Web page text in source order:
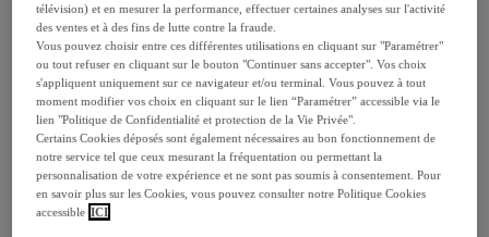
Comment ça marche ?
Détails sur votre produit
télévision) et en mesurer la performance, effectuer certaines analyses sur l'activité
des ventes et à des fins de lutte contre la fraude.
Vous pouvez choisir entre ces différentes utilisations en cliquant sur "Paramétrer"
ou tout refuser en cliquant sur le bouton "Continuer sans accepter". Vos choix
s'appliquent uniquement sur ce navigateur et/ou terminal. Vous pouvez à tout
moment modifier vos choix en cliquant sur le lien “Paramétrer” accessible via le
lien "Politique de Confidentialité et protection de la Vie Privée".
Certains Cookies déposés sont également nécessaires au bon fonctionnement de
notre service tel que ceux mesurant la fréquentation ou permettant la
personnalisation de votre expérience et ne sont pas soumis à consentement. Pour
en savoir plus sur les Cookies, vous pouvez consulter notre Politique Cookies
accessible ICI